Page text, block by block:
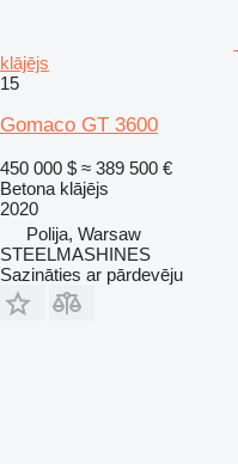
klājējs
15
Gomaco GT 3600
450 000 $ ≈ 389 500 €
Betona klājējs
2020
Polija, Warsaw
STEELMASHINES
Sazināties ar pārdevēju